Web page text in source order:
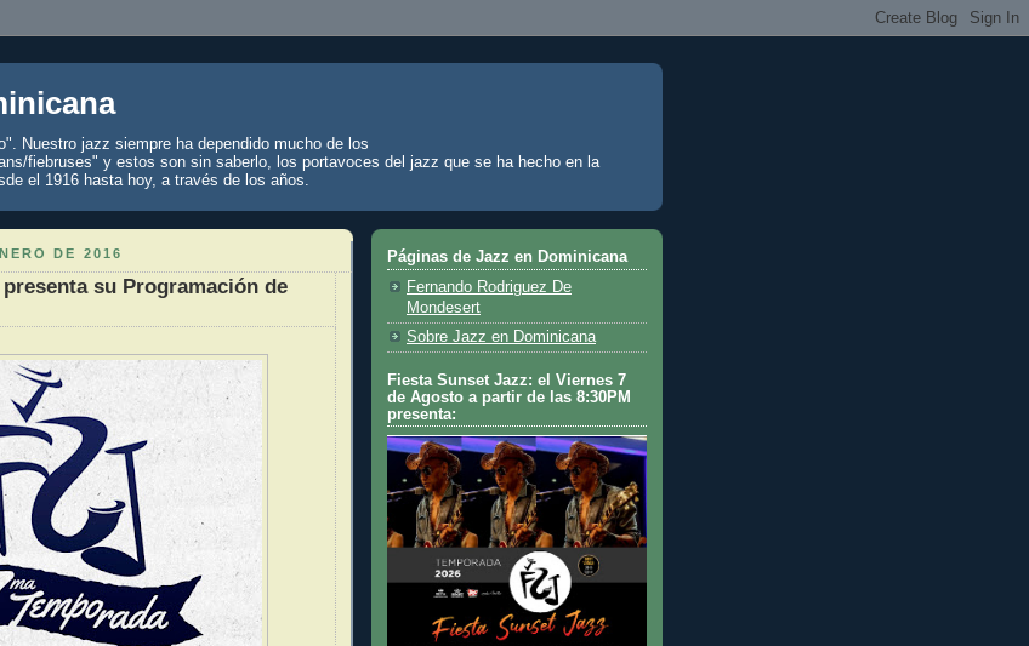
Nuestro jazz siempre ha dependido mucho de los
fiebruses" y estos son sin saberlo, los portavoces del jazz que se ha hecho en la
el 1916 hasta hoy, a través de los años.
DE 2016
su Programación de
Páginas de Jazz en Dominicana
Fernando Rodriguez De
Mondesert
Sobre Jazz en Dominicana
Fiesta Sunset Jazz: el Viernes 7
de Agosto a partir de las 8:30PM
presenta: